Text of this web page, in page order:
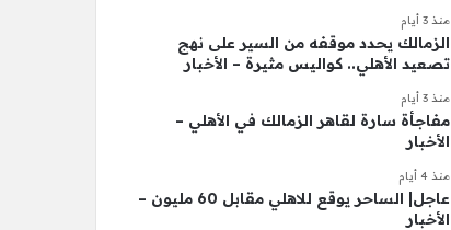
منذ 3 أيام
الزمالك يحدد موقفه من السير على نهج
تصعيد الأهلي.. كواليس مثيرة – الأخبار
منذ 3 أيام
مفاجأة سارة لقاهر الزمالك في الأهلي –
الأخبار
منذ 4 أيام
عاجل| الساحر يوقع للاهلي مقابل 60 مليون –
الأخبار